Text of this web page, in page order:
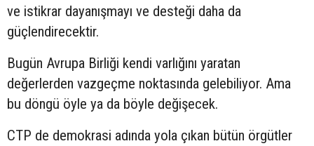
ve istikrar dayanışmayı ve desteği daha da
güçlendirecektir.
Bugün Avrupa Birliği kendi varlığını yaratan
değerlerden vazgeçme noktasında gelebiliyor. Ama
bu döngü öyle ya da böyle değişecek.
CTP de demokrasi adında yola çıkan bütün örgütler